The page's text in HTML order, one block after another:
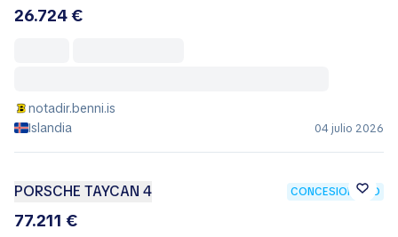
26.724 €
notadir.benni.is
Islandia
04 julio 2026
PORSCHE TAYCAN 4 CONCESIONARIO
77.211 €